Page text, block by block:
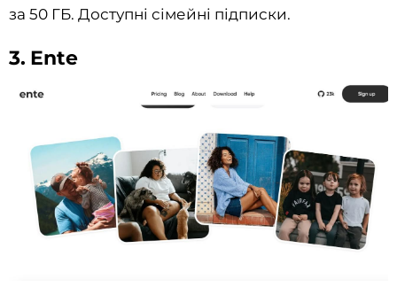
за 50 ГБ. Доступні сімейні підписки.
3. Ente